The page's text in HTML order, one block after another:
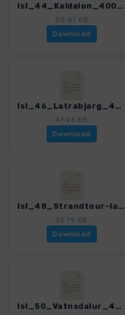
Isl_44_Kaldalon_4005_9.gpx
38.87 KB
Download
Isl_46_Latrabjarg_4005_9.gpx
41.93 KB
Download
Isl_48_Strandtour-lang_4005_9.gpx
25.19 KB
Download
Isl_50_Vatnsdalur_4005_9.gpx